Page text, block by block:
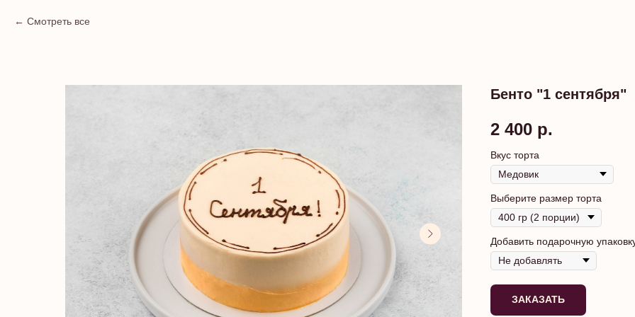
Смотреть все
Бенто "1 сентября"
2 400 р.
Вкус торта
Выберите размер торта
Добавить подарочную
ЗАКАЗАТЬ